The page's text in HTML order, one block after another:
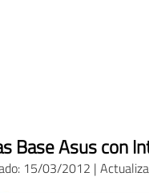
Base Asus con
15/03/2012 |